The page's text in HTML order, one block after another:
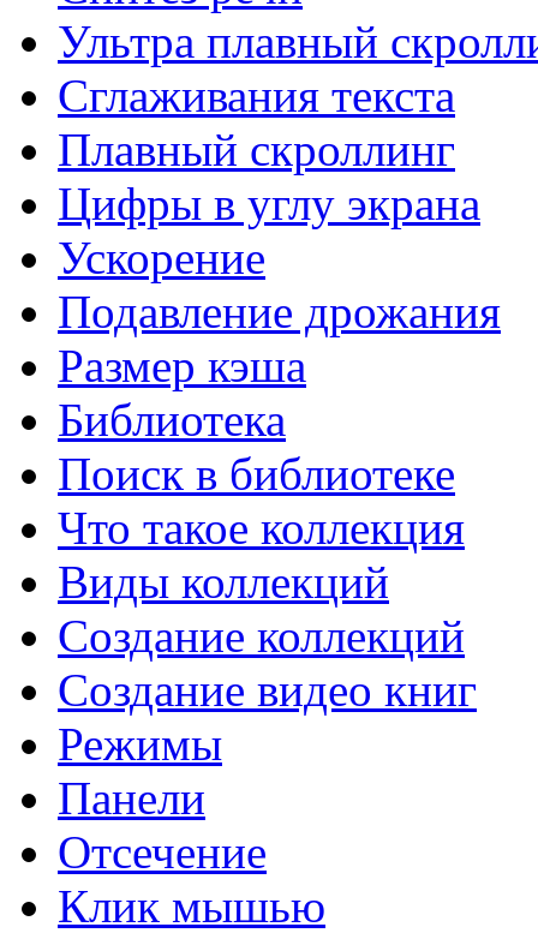
Диагностики и анализа компьютера.
System Monitor II для Windows
Предназначена для диагностики.
Ультра плавный
Сглаживания текста
Плавный скроллинг
Цифры в углу экрана
Ускорение
Подавление дрожания
Размер кэша
Библиотека
Поиск в библиотеке
Что такое коллекция
Виды коллекций
Создание коллекций
Создание видео книг
Режимы
Панели
Отсечение
Клик мышью